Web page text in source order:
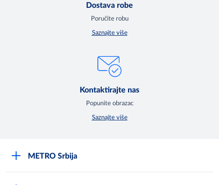
Dostava robe
Poručite robu
Saznajte više
Kontaktirajte nas
Popunite obrazac
Saznajte više
METRO Srbija